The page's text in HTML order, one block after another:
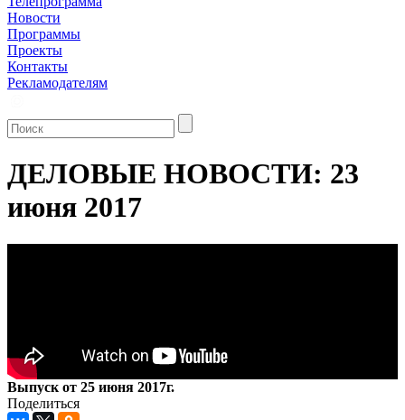
Новости
Программы
Проекты
Контакты
Рекламодателям
ДЕЛОВЫЕ НОВОСТИ: 23
июня 2017
Выпуск от 25 июня 2017г.
Поделиться